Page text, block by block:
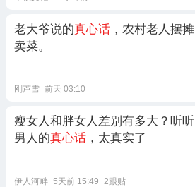
老大爷说的真心话 ，农村老人摆摊
卖菜。
刚芦雪 前天 03:10
瘦女人和胖女人差别有多大？听听
男人的真心话 ，太真实了
伊人河畔 5天前 15:49 2跟贴